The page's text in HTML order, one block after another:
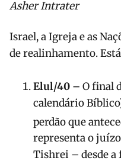
Asher Intrater
Israel, a Igreja e as
de realinhamento.
Elul/40 – O final
calendário
perdão que
representa o
Tishrei – desde a